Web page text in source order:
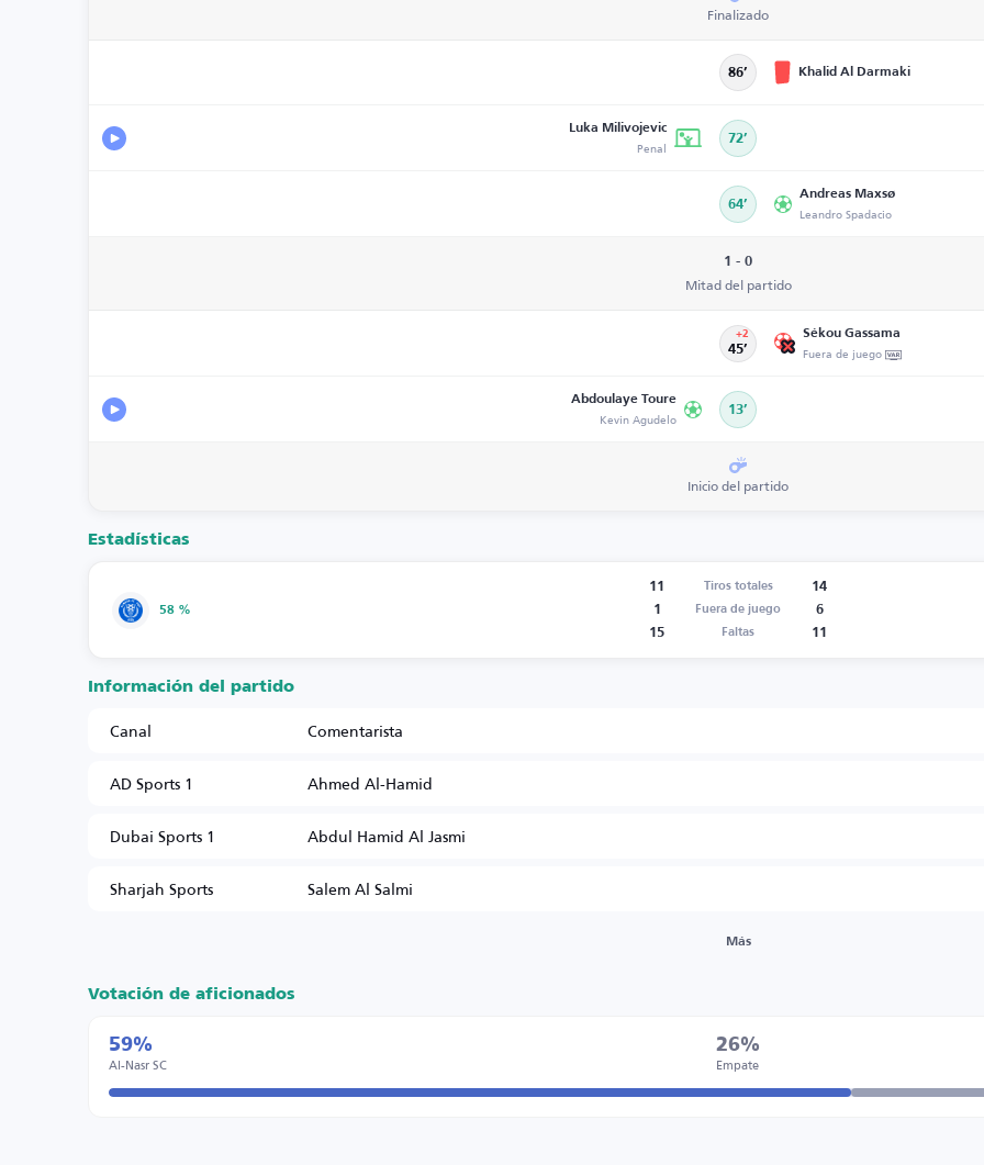
Finalizado
86’ Khalid Al Darmaki
Luka Milivojevic
Penal 72’
64’
Andreas Maxsø
Leandro Spadacio
1 - 0
Mitad del partido
45’
+2 Sékou Gassama
Fuera de juego
Abdoulaye Toure
Kevin Agudelo 13’
Inicio del partido
Estadísticas
58 %
11 Tiros totales
14
1
Fuera de juego
6
15
Faltas 11
Información del partido
Canal
Comentarista
AD Sports 1
Ahmed Al-Hamid
Dubai Sports 1
Abdul Hamid Al Jasmi
Sharjah Sports
Salem Al Salmi
Más
Votación de aficionados
59%
Al-Nasr SC
26%
Empate